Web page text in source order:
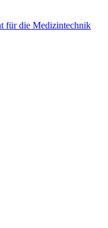
für die Medizintechnik